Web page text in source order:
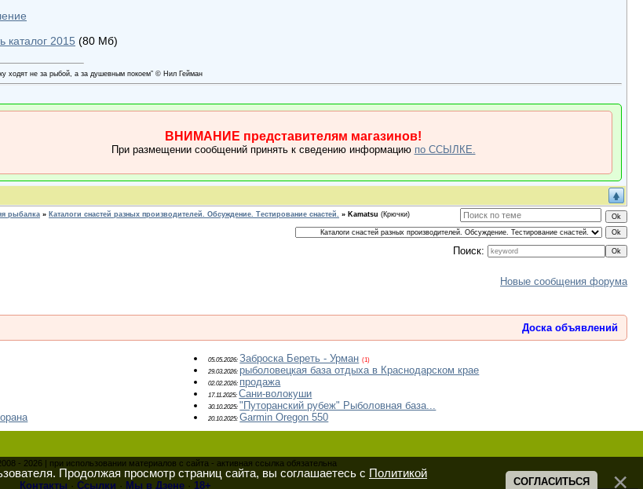
каталог 2015 (80 Мб)
ходят не за рыбой, а за душевным покоем” © Нил Гейман
ВНИМАНИЕ представителям магазинов!
При размещении сообщений принять к сведению информацию по ССЫЛКЕ.
рыбалка » Каталоги снастей разных производителей. Обсуждение. Тестирование снастей. » Kamatsu (Крючки)
Поиск:
Новые сообщения форума
Доска объявлений
05.05.2026:Заброска Береть - Урман (1)
29.03.2026: рыболовецкая база отдыха в Краснодарском крае
02.02.2026: продажа
17.11.2025:Сани-волокуши
30.10.2025: "Путоранский рубеж" Рыболовная база...
20.10.2025:Garmin Oregon 550
- 2026 | при использовании материалов с сайта - активная ссылка обязательна
Контакты · Ссылки · Мы в Дзене · 18+
Продолжая просмотр страниц сайта, вы соглашаетесь с Политикой
СОГЛАСИТЬСЯ